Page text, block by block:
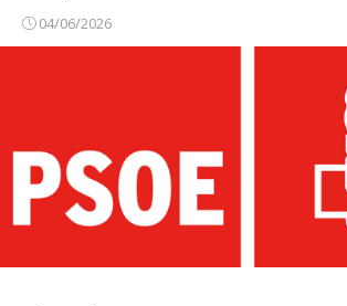
04/06/2026